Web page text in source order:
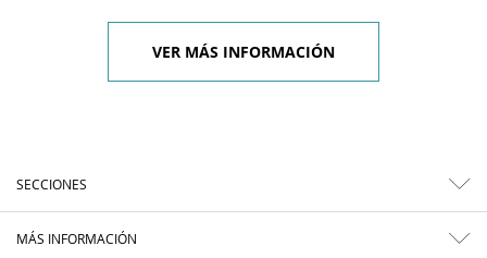
VER MÁS INFORMACIÓN
SECCIONES
MÁS INFORMACIÓN